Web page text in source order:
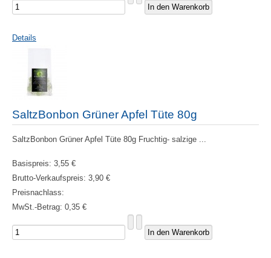
Details
SaltzBonbon Grüner Apfel Tüte 80g
SaltzBonbon Grüner Apfel Tüte 80g Fruchtig- salzige ...
Basispreis: 3,55 €
Brutto-Verkaufspreis: 3,90 €
Preisnachlass:
MwSt.-Betrag: 0,35 €